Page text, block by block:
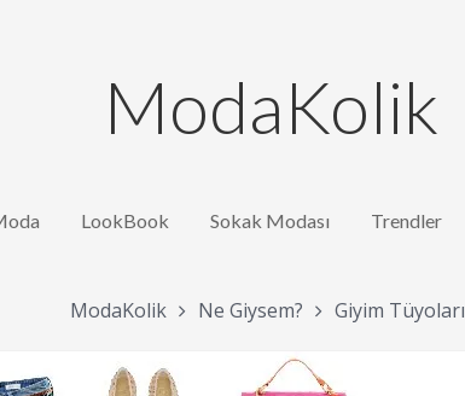
ModaKolik
LookBook Sokak Modası Trendler
ModaKolik Ne Giysem? Giyim Tüyoları